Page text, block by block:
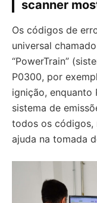
scanner
Os códigos de
universal
“PowerTrain”
P0300, por
ignição, enquanto
sistema de
todos os códigos,
ajuda na tomada